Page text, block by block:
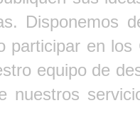
Disponemos
participar en
equipo de
nuestros